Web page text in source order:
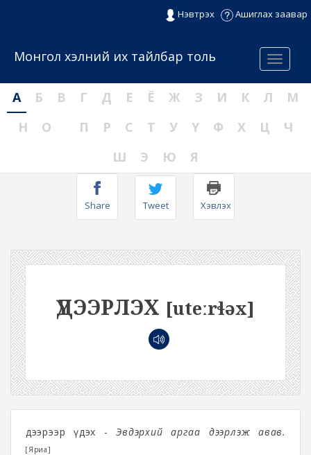
Нэвтрэх Ашиглах заавар
Menu
Монгол хэлний их тайлбар толь
А Б В Г Д Е Ё Ж З И К Л
М
Н
О П Р С Т У Ү Ф Х Ц
Ч
Ш
Э Ю Я
Share Tweet Хэвлэх
ҮДЭЭРЛЭХ [uteːrɬəx]
Үдээрээр үдэх -Эвдэрхий аргаа үдээрлэж авав.
[Яриа]